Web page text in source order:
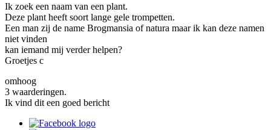
Ik zoek een naam van een plant.
Deze plant heeft soort lange gele trompetten.
Een man zij de name Brogmansia of natura maar ik kan deze namen
niet vinden
kan iemand mij verder helpen?
Groetjes c
omhoog
3 waarderingen.
Ik vind dit een goed bericht